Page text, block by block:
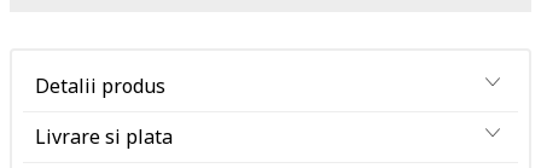
Detalii produs
Livrare si plata